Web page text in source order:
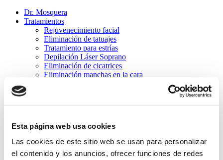
Esta página web usa cookies
Las cookies de este sitio web se usan para personalizar
el contenido y los anuncios, ofrecer funciones de redes
Dr. Mosquera
Tratamientos
Rejuvenecimiento facial
Eliminación de tatuajes
Tratamiento para estrías
Depilación Láser Soprano
Eliminación de cicatrices
Eliminación manchas en la cara
Equipos
Instalaciones
Blog
Contacto